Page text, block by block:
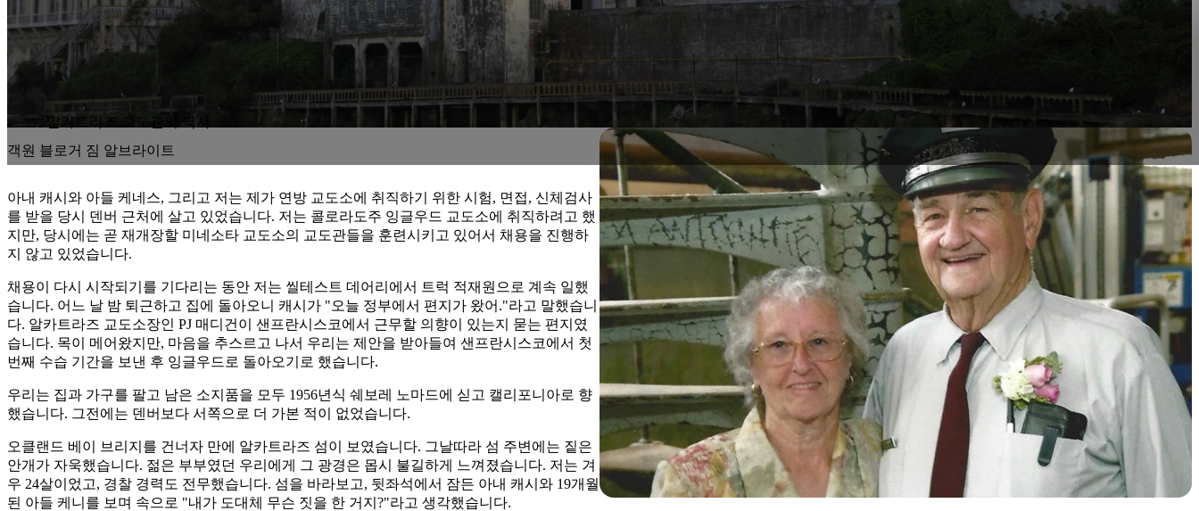
알카트라즈 교도관의 역사
객원 블로거 짐 알브라이트
아내 캐시와 아들 케네스, 그리고 저는 제가 연방 교도소에 취직하기 위한 시험, 면접, 신체검사
를 받을 당시 덴버 근처에 살고 있었습니다. 저는 콜로라도주 잉글우드 교도소에 취직하려고 했
지만, 당시에는 곧 재개장할 미네소타 교도소의 교도관들을 훈련시키고 있어서 채용을 진행하
지 않고 있었습니다.
채용이 다시 시작되기를 기다리는 동안 저는 씰테스트 데어리에서 트럭 적재원으로 계속 일했
습니다. 어느 날 밤 퇴근하고 집에 돌아오니 캐시가 "오늘 정부에서 편지가 왔어."라고 말했습니
다. 알카트라즈 교도소장인 PJ 매디건이 샌프란시스코에서 근무할 의향이 있는지 묻는 편지였
습니다. 목이 메어왔지만, 마음을 추스르고 나서 우리는 제안을 받아들여 샌프란시스코에서 첫
번째 수습 기간을 보낸 후 잉글우드로 돌아오기로 했습니다.
우리는 집과 가구를 팔고 남은 소지품을 모두 1956년식 쉐보레 노마드에 싣고 캘리포니아로 향
했습니다. 그전에는 덴버보다 서쪽으로 더 가본 적이 없었습니다.
오클랜드 베이 브리지를 건너자 만에 알카트라즈 섬이 보였습니다. 그날따라 섬 주변에는 짙은
안개가 자욱했습니다. 젊은 부부였던 우리에게 그 광경은 몹시 불길하게 느껴졌습니다. 저는 겨
우 24살이었고, 경찰 경력도 전무했습니다. 섬을 바라보고, 뒷좌석에서 잠든 아내 캐시와 19개월
된 아들 케니를 보며 속으로 "내가 도대체 무슨 짓을 한 거지?"라고 생각했습니다.